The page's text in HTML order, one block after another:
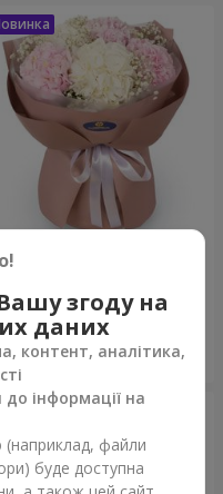
599 грн
Замовити
згоду на
даних
контент, аналітика,
інформації на
файли
буде доступна